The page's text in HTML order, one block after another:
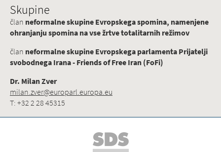
Skupine
član neformalne skupine Evropskega spomina, namenjene
ohranjanju spomina na vse žrtve totalitarnih režimov
član neformalne skupine Evropskega parlamenta Prijatelji
svobodnega Irana - Friends of Free Iran (FoFi)
Dr. Milan Zver
milan.zver@europarl.europa.eu
T: +32 2 28 45315